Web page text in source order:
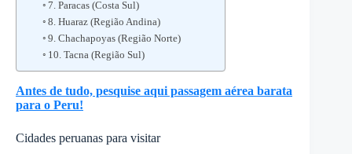
7. Paracas (Costa Sul)
8. Huaraz (Região Andina)
9. Chachapoyas (Região Norte)
10. Tacna (Região Sul)
Antes de tudo, pesquise aqui passagem aérea barata
para o Peru!
Cidades peruanas para visitar